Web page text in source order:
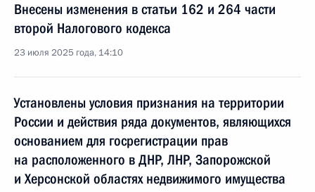
Внесены изменения в статьи 162 и 264 части
второй Налогового кодекса
23 июля 2025 года, 14:10
Установлены условия признания на территории
России и действия ряда документов, являющихся
основанием для госрегистрации прав
на расположенного в ДНР, ЛНР, Запорожской
и Херсонской областях недвижимого имущества